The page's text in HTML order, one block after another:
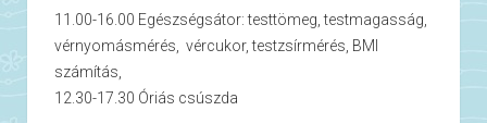
11.00-16.00 Egészségsátor: testtömeg, testmagasság,
vérnyomásmérés, vércukor, testzsírmérés, BMI
számítás,
12.30-17.30 Óriás csúszda